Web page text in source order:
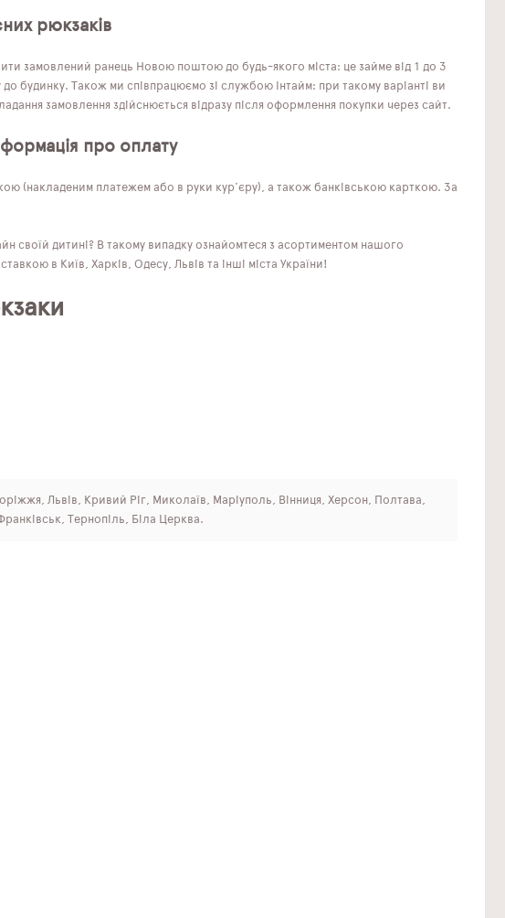
рюкзаків
замовлений ранець Новою поштою до будь-якого міста: це займе від 1 до 3
будинку. Також ми співпрацюємо зі службою Інтайм: при такому варіанті ви
замовлення здійснюється відразу після оформлення покупки через сайт.
про оплату
(накладеним платежем або в руки кур'єру), а також банківською карткою. За
своїй дитині? В такому випадку ознайомтеся з асортиментом нашого
в Київ, Харків, Одесу, Львів та інші міста України!
Львів, Кривий Ріг, Миколаїв, Маріуполь, Вінниця, Херсон, Полтава,
Тернопіль, Біла Церква.